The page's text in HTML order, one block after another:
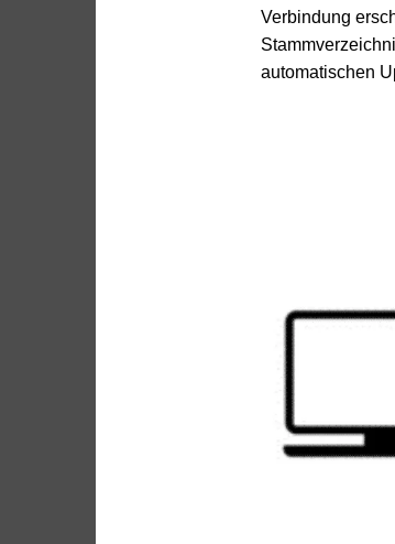
Verbindung
automatischen